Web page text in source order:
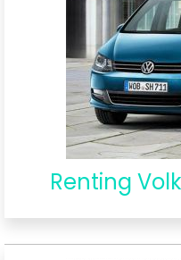
Renting